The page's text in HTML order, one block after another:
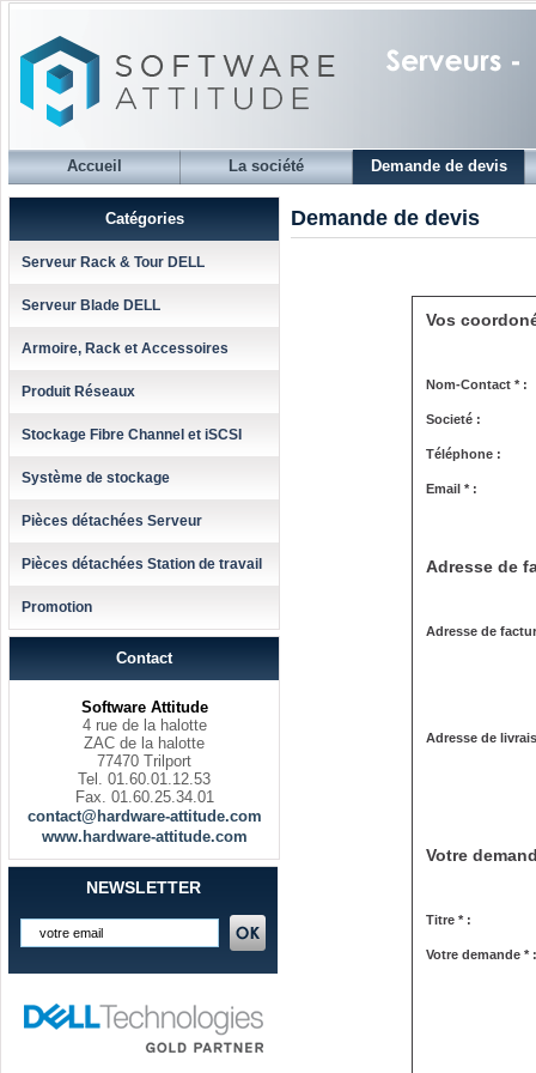
Accueil La société Demande de devis
Catégories
Serveur Rack & Tour DELL
Serveur Blade DELL
Armoire, Rack et Accessoires
Produit Réseaux
Stockage Fibre Channel et iSCSI
Système de stockage
Pièces détachées Serveur
Pièces détachées Station de travail
Promotion
Contact
Software Attitude
4 rue de la halotte
ZAC de la halotte
77470 Trilport
Tel. 01.60.01.12.53
Fax. 01.60.25.34.01
contact@hardware-attitude.com
www.hardware-attitude.com
NEWSLETTER
Demande de devis
Vos
Nom-Contact * :
Societé :
Téléphone :
Email * :
Adresse de
Adresse de
Adresse de
Votre
Titre * :
Votre demande * :